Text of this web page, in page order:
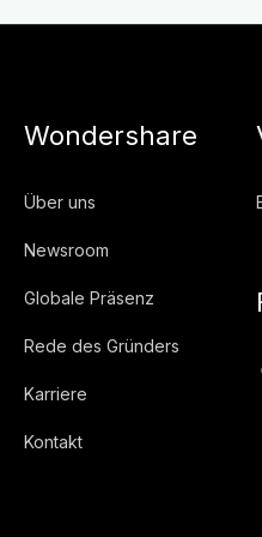
Wondershare
Über uns
Newsroom
Globale Präsenz
Rede des Gründers
Karriere
Kontakt